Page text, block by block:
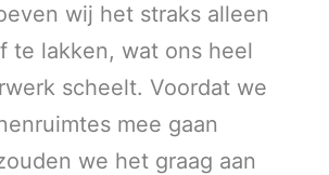
wij het straks alleen
te lakken, wat ons heel
scheelt. Voordat we
mee gaan
we het graag aan